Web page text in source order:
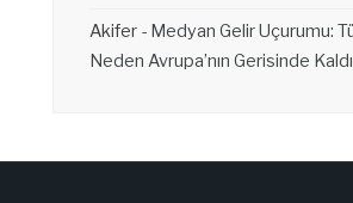
Akifer - Medyan Gelir Uçurumu:
Neden Avrupa’nın Gerisinde